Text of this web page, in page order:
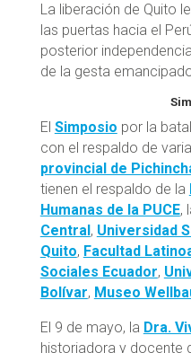
La liberación de Quito
las puertas hacia el
posterior
de la gesta
El Simposio por la
con el respaldo de
provincial de
tienen el respaldo de la
Humanas de la PUCE,
Central , Universidad
Quito, Facultad
Sociales Ecuador,
Bolívar, Museo
El 9 de mayo, la Dra.
historiadora y docente